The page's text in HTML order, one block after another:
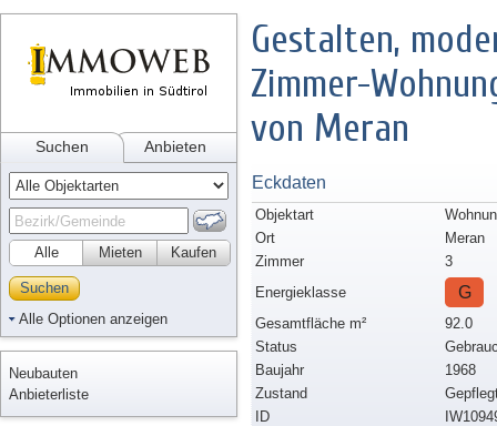
Suchen Anbieten
Alle Kaufen
Mieten
Suchen
Alle Optionen anzeigen
Neubauten
Anbieterliste
Gestalten,
Zimmer-
von Meran
Eckdaten
Objektart
Ort
Meran
Zimmer
3
Energieklasse
G
Gesamtfläche m²
92.0
Status
Baujahr
1968
Zustand
ID